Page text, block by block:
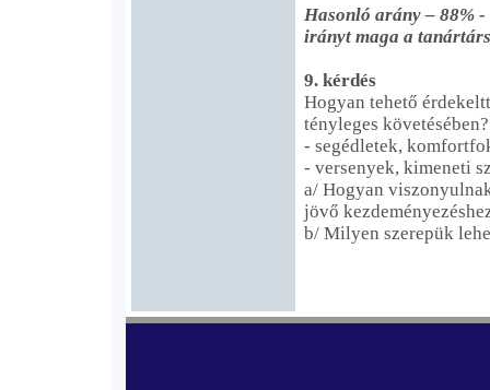
Hasonló arány – 88% -
irányt maga a
9. kérdés
Hogyan tehető
tényleges követésében?
- segédletek,
- versenyek, kimeneti
a/ Hogyan
jövő
b/ Milyen szerepük